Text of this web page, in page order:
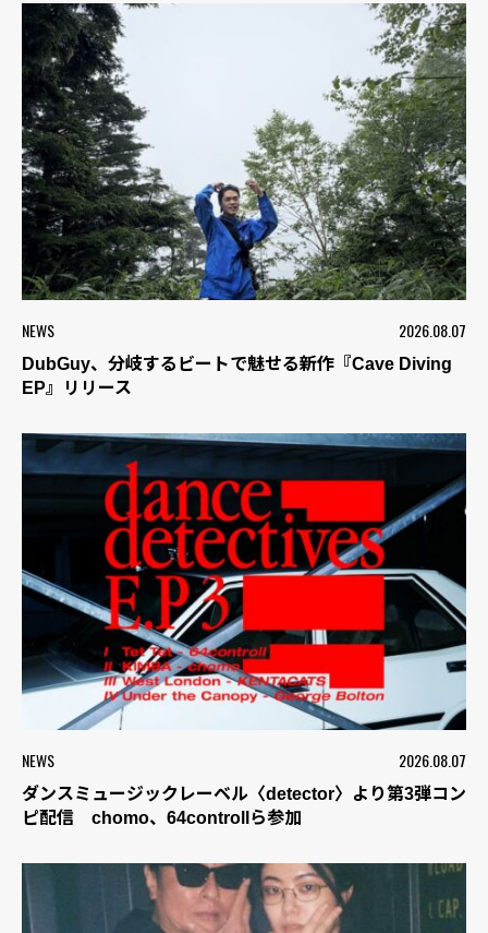
NEWS 2026.08.07
DubGuy、分岐するビートで魅せる新作『Cave Diving
EP』リリース
NEWS 2026.08.07
ダンスミュージックレーベル〈detector〉より第3弾コン
ピ配信 chomo、64controllら参加